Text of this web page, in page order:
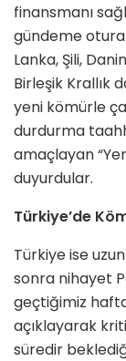
finansmanı
gündeme
Lanka, Şili,
Birleşik Krallık
yeni kömürle
durdurma
amaçlayan
duyurdular.
Türkiye’de
Türkiye ise
sonra nihayet
geçtiğimiz
açıklayarak
süredir